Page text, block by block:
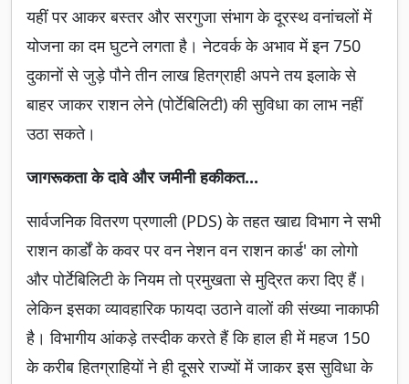
यहीं पर आकर बस्तर और सरगुजा संभाग के दूरस्थ वनांचलों में
योजना का दम घुटने लगता है। नेटवर्क के अभाव में इन 750
दुकानों से जुड़े पौने तीन लाख हितग्राही अपने तय इलाके से
बाहर जाकर राशन लेने (पोर्टेबिलिटी) की सुविधा का लाभ नहीं
उठा सकते।
जागरूकता के दावे और जमीनी हकीकत...
सार्वजनिक वितरण प्रणाली (PDS) के तहत खाद्य विभाग ने सभी
राशन कार्डों के कवर पर वन नेशन वन राशन कार्ड' का लोगो
और पोर्टेबिलिटी के नियम तो प्रमुखता से मुद्रित करा दिए हैं।
लेकिन इसका व्यावहारिक फायदा उठाने वालों की संख्या नाकाफी
है। विभागीय आंकड़े तस्दीक करते हैं कि हाल ही में महज 150
के करीब हितग्राहियों ने ही दूसरे राज्यों में जाकर इस सुविधा के